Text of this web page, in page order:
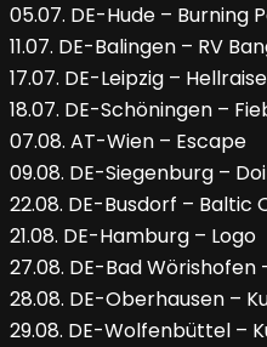
05.07. DE-Hude – Burning
11.07. DE-Balingen – RV
17.07. DE-Leipzig –
18.07. DE-Schöningen –
07.08. AT-Wien – Escape
09.08. DE-Siegenburg –
22.08. DE-Busdorf – Baltic
21.08. DE-Hamburg – Logo
27.08. DE-Bad
28.08. DE-Oberhausen –
29.08. DE-Wolfenbüttel –